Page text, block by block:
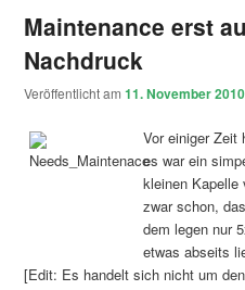
Maintenance erst
Nachdruck
Veröffentlicht am11. November 2010
Vor einiger Zeit
es war ein
kleinen Kapelle
zwar schon,
dem legen nur
etwas abseits
[Edit: Es handelt sich nicht um